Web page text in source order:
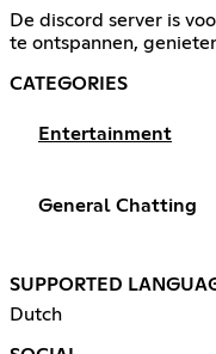
De discord server is
te ontspannen,
CATEGORIES
Entertainment
General Chatting
SUPPORTED
Dutch